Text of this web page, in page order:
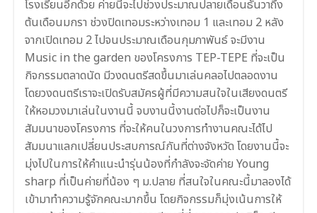
โรงเรียนอีกด้วย ค่ายนี้จะไปช่วงประมาณปลายเดือนธันวาถึง
ต้นเดือนมกรา ช่วงปิดเทอมระหว่างเทอม 1 และเทอม 2 หลัง
จากเปิดเทอม 2 ไปจนประมาณเดือนกุมภาพันธ์ จะมีงาน
Music in the garden ของโครงการ TEP-TEPE ที่จะเป็น
กิจกรรมตลาดนัด มีวงดนตรีสดขึ้นมาเล่นคลอไปตลอดงาน
โดยวงดนตรีเราจะเปิดรับสมัครผู้ที่มีความสนใจในเสียงดนตรี
ให้หอมวงมาเล่นในงานนี้ จบงานนี้งานต่อไปก็จะเป็นงาน
สัมมนาของโครงการ ที่จะให้คนในวงการทำงานคณะได้ไป
สัมมนาแลกเปลี่ยนประสบการณ์กันที่ต่างจังหวัด โดยงานนี้จะ
มุ่งไปในการให้คำแนะนำรุ่นน้องที่กำลังจะจัดค่าย Young
sharp ที่เป็นค่ายที่น้อง ๆ ม.ปลาย ที่สนใจในคณะนี้มาลองได้
เข้ามาทำความรู้จักคณะมากขึ้น โดยกิจกรรมก็มุ่งเน้นการให้